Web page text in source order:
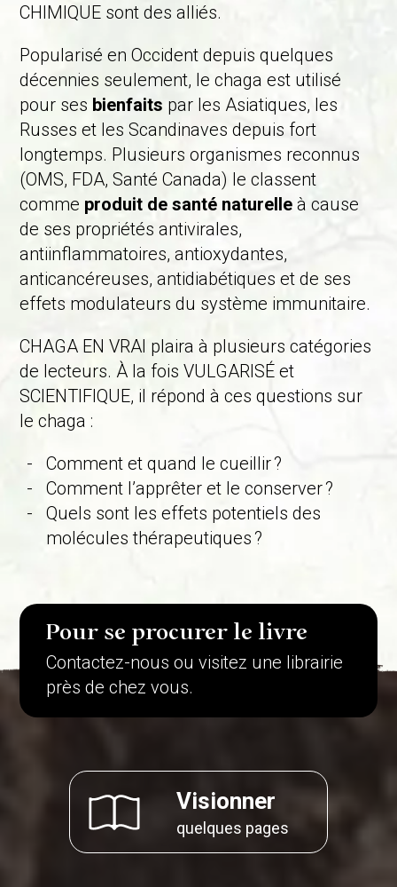
CHIMIQUE sont des alliés.
Popularisé en Occident depuis quelques
décennies seulement, le chaga est utilisé
pour ses bienfaits par les Asiatiques, les
Russes et les Scandinaves depuis fort
longtemps. Plusieurs organismes reconnus
(OMS, FDA, Santé Canada) le classent
comme produit de santé naturelle à cause
de ses propriétés antivirales,
antiinflammatoires, antioxydantes,
anticancéreuses, antidiabétiques et de ses
effets modulateurs du système immunitaire.
CHAGA EN VRAI plaira à plusieurs catégories
de lecteurs. À la fois VULGARISÉ et
SCIENTIFIQUE, il répond à ces questions sur
le chaga :
Comment et quand le cueillir ?
Comment l’apprêter et le conserver ?
Quels sont les effets potentiels des
molécules thérapeutiques ?
Pour se procurer le livre
Contactez-nous ou visitez une librairie
près de chez vous.
Visionner
quelques pages